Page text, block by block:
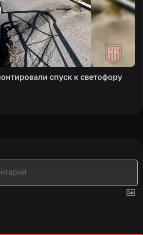
спуск к светофору